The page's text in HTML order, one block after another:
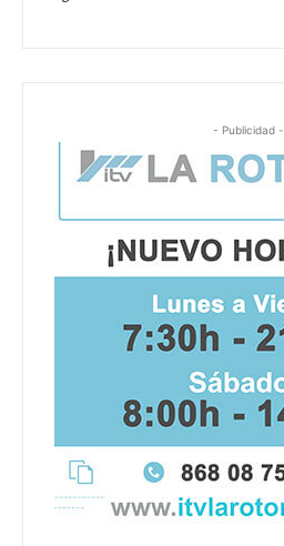
- Publicidad -